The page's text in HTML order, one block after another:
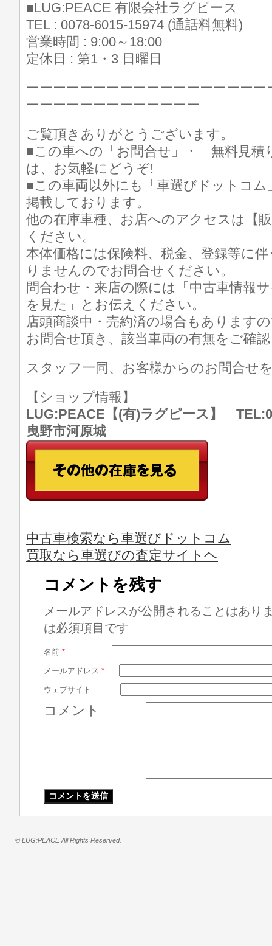
■LUG:PEACE 有限会社ラグピース
TEL : 0078-6015-15974 (通話料無料)
営業時間 : 9:00～18:00
定休日 : 第1・3 日曜日
ーーーーーーーーーーーーーーーーー
ーーーーーーーーーーーーー
ご覧頂きありがとうございます。
■この車への「お問合せ」・「無料見積
は、お気軽にどうぞ!
■この車両以外にも「車選びドットコ
掲載しております。
他の在庫車種、お店へのアクセスは【
ください。
本体価格には保険料、税金、登録等に
りませんのでお問合せください。
問合わせ・来店の際には「中古車情報
を見た」とお伝えください。
店頭商談中・売約済の場合もあります
お問合せ頂き、該当車両の有無をご確
スタッフ一同、お客様からのお問合せ
【ショップ情報】
LUG:PEACE【(有)ラグピース】
曳野市河原城
中古車検索なら車選びドットコム
買取なら車選びの査定サイトヘ
コメントを残す
メールアドレスが公開されることはあり
は必須項目です
名前 *
メールアドレス *
ウェブサイト
コメント
© LUG:PEACE All Rights Reserved.